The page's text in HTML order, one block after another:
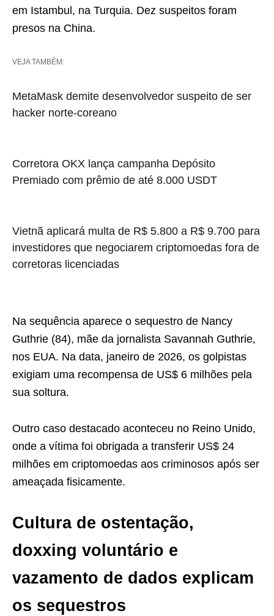
em Istambul, na Turquia. Dez suspeitos foram
presos na China.
VEJA TAMBÉM:
MetaMask demite desenvolvedor suspeito de ser
hacker norte-coreano
Corretora OKX lança campanha Depósito
Premiado com prêmio de até 8.000 USDT
Vietnã aplicará multa de R$ 5.800 a R$ 9.700 para
investidores que negociarem criptomoedas fora de
corretoras licenciadas
Na sequência aparece o sequestro de Nancy
Guthrie (84), mãe da jornalista Savannah Guthrie,
nos EUA. Na data, janeiro de 2026, os golpistas
exigiam uma recompensa de US$ 6 milhões pela
sua soltura.
Outro caso destacado aconteceu no Reino Unido,
onde a vítima foi obrigada a transferir US$ 24
milhões em criptomoedas aos criminosos após ser
ameaçada fisicamente.
Cultura de ostentação,
doxxing voluntário e
vazamento de dados explicam
os sequestros